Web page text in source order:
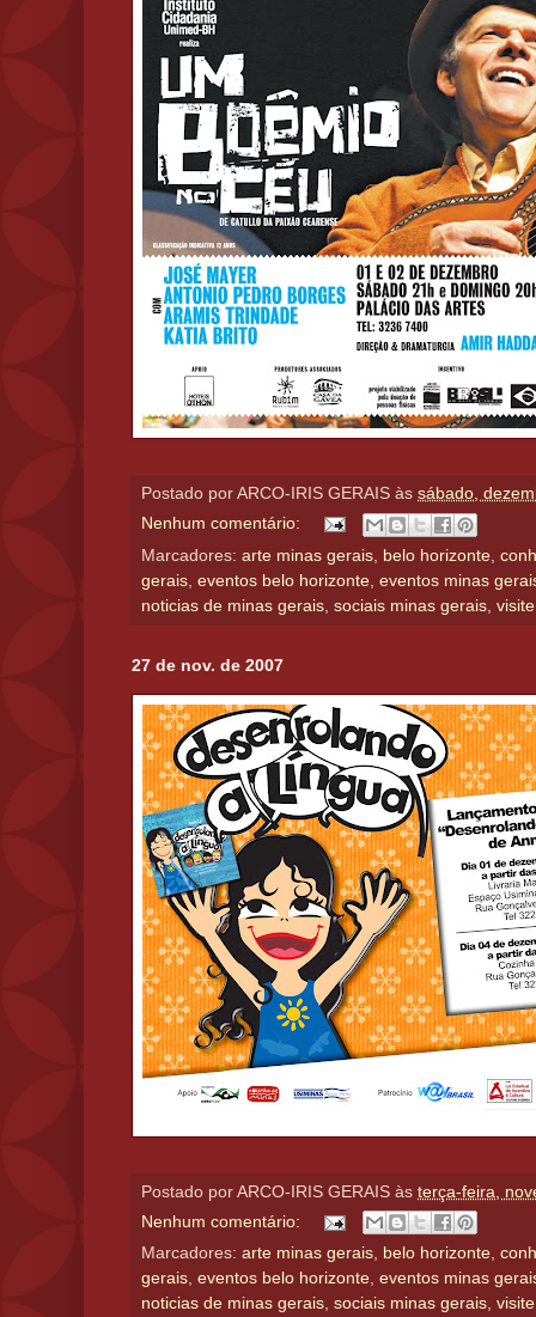
Postado por ARCO-IRIS GERAIS às sábado,
Nenhum comentário:
Marcadores: arte minas gerais belo horizonte
gerais eventos belo horizonte eventos minas
noticias de minas gerais sociais minas gerais
27 de nov. de 2007
Postado por ARCO-IRIS GERAIS às terça-feira,
Nenhum comentário:
Marcadores: arte minas gerais, belo horizonte,
gerais, eventos belo horizonte, eventos minas
noticias de minas gerais, sociais minas gerais,